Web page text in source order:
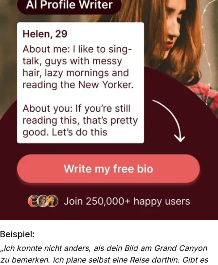
Beispiel:
„Ich konnte nicht anders, als dein Bild am Grand Canyon
zu bemerken. Ich plane selbst eine Reise dorthin. Gibt es